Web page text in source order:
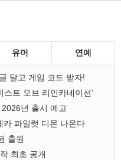
유머 연예
달고 게임 코드 받자!
스트 오브 리인카네이션'
2026년 출시 예고
카 파일럿 디몬 나온다
출원
최초 공개